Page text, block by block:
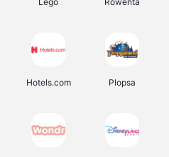
Hotels.com Plopsa